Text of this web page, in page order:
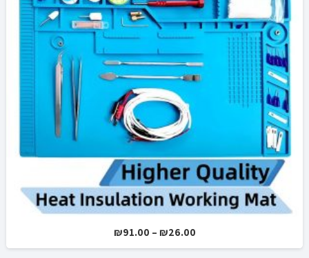
₪26.00
–
₪91.00
מחירים: